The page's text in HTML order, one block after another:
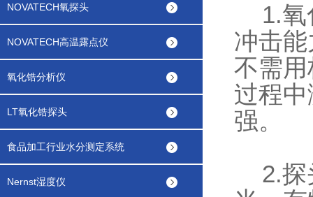
NOVATECH氧探头
NOVATECH高温露点仪
氧化锆分析仪
LT氧化锆探头
食品加工行业水分测定系统
Nernst湿度仪
1.氧
冲击
不需
过程
强。
2.探